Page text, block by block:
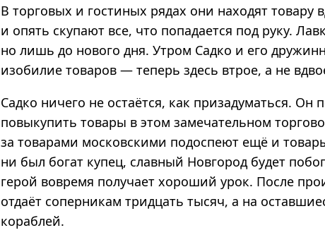
В торговых и гостиных рядах они находят товару
и опять скупают все, что попадается под руку.
но лишь до нового дня. Утром Садко и его
изобилие товаров — теперь здесь втрое, а не
Садко ничего не остаётся, как призадуматься. Он
повыкупить товары в этом замечательном
за товарами московскими подоспеют ещё и
ни был богат купец, славный Новгород будет
герой вовремя получает хороший урок. После
отдаёт соперникам тридцать тысяч, а на
кораблей.